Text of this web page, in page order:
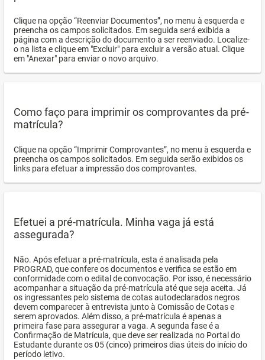
Clique na opção “Reenviar Documentos”, no menu à esquerda e
preencha os campos solicitados. Em seguida será exibida a
página com a descrição do documento a ser reenviado. Localize-
o na lista e clique em "Excluir" para excluir a versão atual. Clique
em "Anexar" para enviar o novo arquivo.
Como faço para imprimir os comprovantes da pré-
matrícula?
Clique na opção “Imprimir Comprovantes”, no menu à esquerda e
preencha os campos solicitados. Em seguida serão exibidos os
links para efetuar a impressão dos comprovantes.
Efetuei a pré-matrícula. Minha vaga já está
assegurada?
Não. Após efetuar a pré-matrícula, esta é analisada pela
PROGRAD, que confere os documentos e verifica se estão em
conformidade com o edital de convocação. Por isso, é necessário
acompanhar a situação da pré-matrícula até que seja aceita. Já
os ingressantes pelo sistema de cotas autodeclarados negros
devem comparecer à entrevista junto à Comissão de Cotas e
serem aprovados. Além disso, a pré-matrícula é apenas a
primeira fase para assegurar a vaga. A segunda fase é a
Confirmação de Matrícula, que deve ser realizada no Portal do
Estudante durante os 05 (cinco) primeiros dias úteis do início do
período letivo.